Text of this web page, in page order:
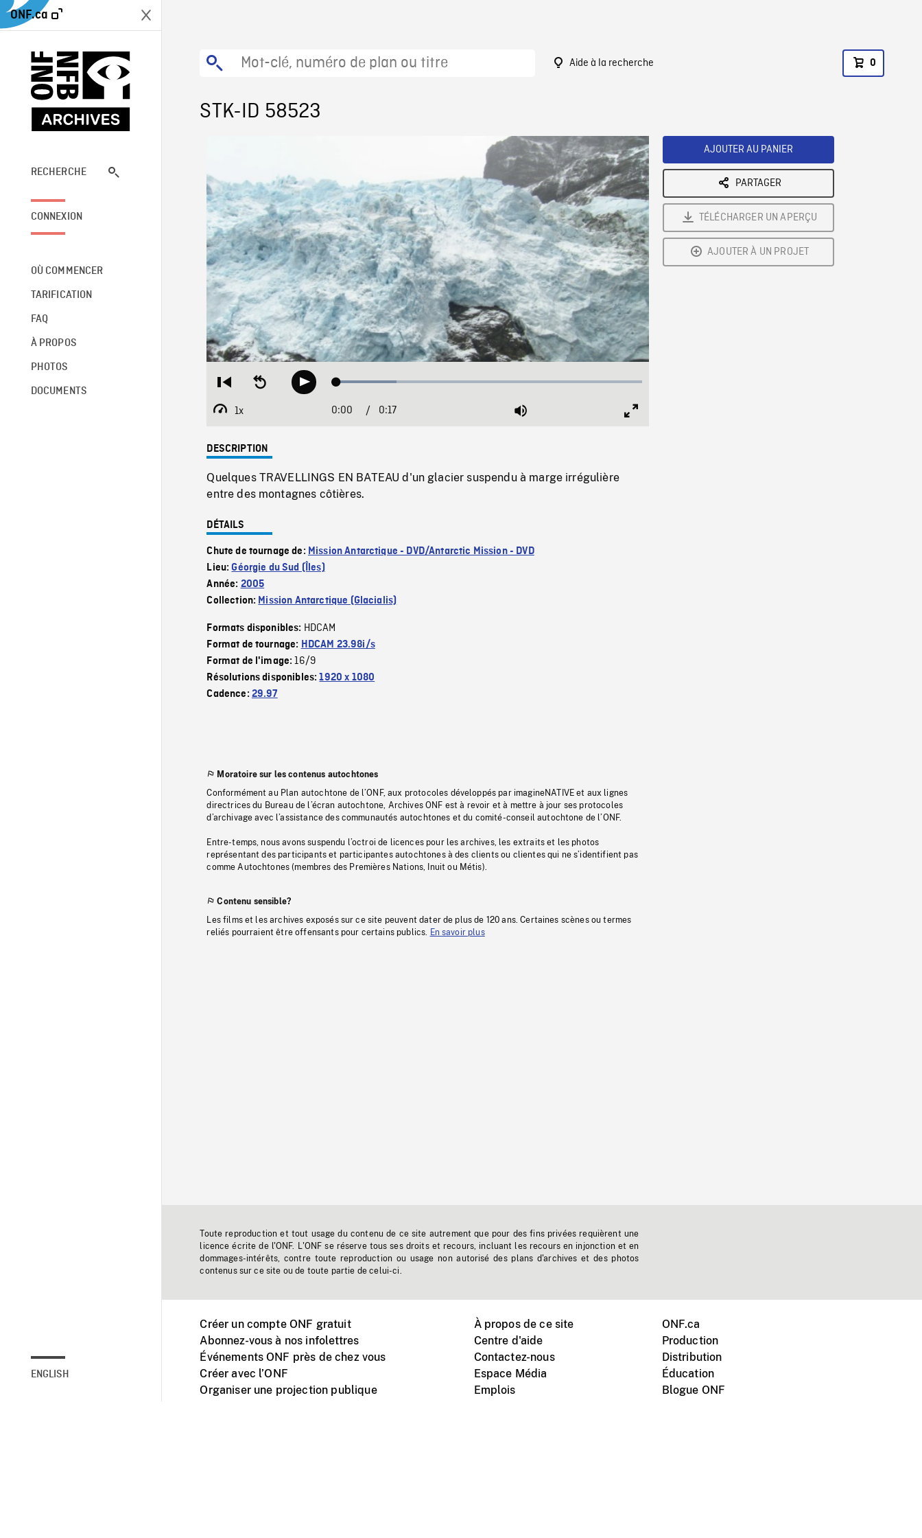
ONF.ca
RECHERCHE
CONNEXION
OÙ COMMENCER
TARIFICATION
FAQ
À PROPOS
PHOTOS
DOCUMENTS
ENGLISH
Aide à la recherche 0
STK-ID 58523
Restart
beginning
Seek
backwardPlay Loaded:
1x
Playback
Current
0:00 / 0:17 Mute
DESCRIPTION
Quelques TRAVELLINGS EN BATEAU d'un glacier suspendu à marge irrégulière
entre des montagnes côtières.
DÉTAILS
Chute de tournage de: Mission Antarctique - DVD/Antarctic Mission - DVD
Lieu:Géorgie du Sud (Îles)
Année: 2005
Collection: Mission Antarctique (Glacialis)
Formats disponibles: HDCAM
Format de tournage: HDCAM 23.98i/s
Format de l'image:16/9
Résolutions disponibles:1920 x 1080
Cadence: 29.97
Moratoire sur les contenus autochtones
Conformément au Plan autochtone de l’ONF, aux protocoles développés par imagineNATIVE et aux lignes
directrices du Bureau de l’écran autochtone, Archives ONF est à revoir et à mettre à jour ses protocoles
d’archivage avec l’assistance des communautés autochtones et du comité-conseil autochtone de l’ONF.
Entre-temps, nous avons suspendu l’octroi de licences pour les archives, les extraits et les photos
représentant des participants et participantes autochtones à des clients ou clientes qui ne s’identifient pas
comme Autochtones (membres des Premières Nations, Inuit ou Métis).
Contenu sensible?
Les films et les archives exposés sur ce site peuvent dater de plus de 120 ans. Certaines scènes ou termes
reliés pourraient être offensants pour certains publics.
En savoir plus
AJOUTER AU PANIER
PARTAGER
TÉLÉCHARGER UN APERÇU
AJOUTER À UN PROJET
Toute reproduction et tout usage du contenu de ce site autrement que pour des fins privées requièrent une
licence écrite de l'ONF. L'ONF se réserve tous ses droits et recours, incluant les recours en injonction et en
dommages-intérêts, contre toute reproduction ou usage non autorisé des plans d'archives et des photos
contenus sur ce site ou de toute partie de celui-ci.
Créer un compte ONF gratuit
Abonnez-vous à nos infolettres
Événements ONF près de chez vous
Créer avec l’ONF
Organiser une projection publique
À propos de ce site
Centre d'aide
Contactez-nous
Espace Média
Emplois
ONF.ca
Production
Distribution
Éducation
Blogue ONF